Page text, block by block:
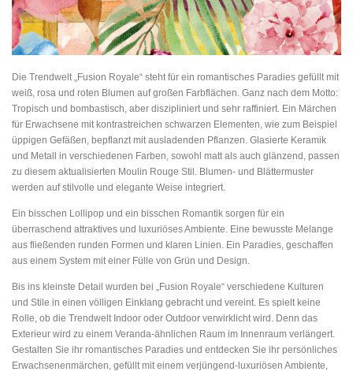
Die Trendwelt „Fusion Royale“ steht für ein romantisches Paradies gefüllt mit
weiß, rosa und roten Blumen auf großen Farbflächen. Ganz nach dem Motto:
Tropisch und bombastisch, aber diszipliniert und sehr raffiniert. Ein Märchen
für Erwachsene mit kontrastreichen schwarzen Elementen, wie zum Beispiel
üppigen Gefäßen, bepflanzt mit ausladenden Pflanzen. Glasierte Keramik
und Metall in verschiedenen Farben, sowohl matt als auch glänzend, passen
zu diesem aktualisierten Moulin Rouge Stil. Blumen- und Blättermuster
werden auf stilvolle und elegante Weise integriert.
Ein bisschen Lollipop und ein bisschen Romantik sorgen für ein
überraschend attraktives und luxuriöses Ambiente. Eine bewusste Melange
aus fließenden runden Formen und klaren Linien. Ein Paradies, geschaffen
aus einem System mit einer Fülle von Grün und Design.
Bis ins kleinste Detail wurden bei „Fusion Royale“ verschiedene Kulturen
und Stile in einen völligen Einklang gebracht und vereint. Es spielt keine
Rolle, ob die Trendwelt Indoor oder Outdoor verwirklicht wird. Denn das
Exterieur wird zu einem Veranda-ähnlichen Raum im Innenraum verlängert.
Gestalten Sie ihr romantisches Paradies und entdecken Sie ihr persönliches
Erwachsenenmärchen, gefüllt mit einem verjüngend-luxuriösen Ambiente,